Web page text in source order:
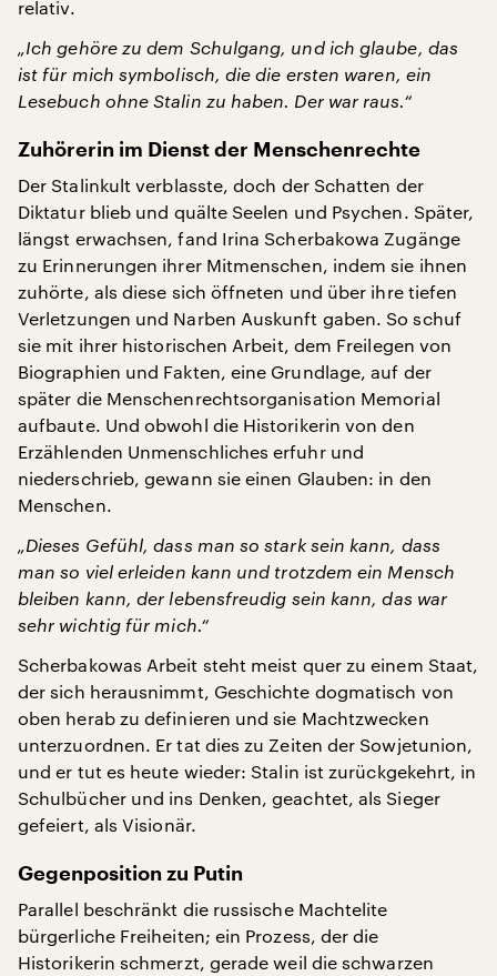
relativ.
„Ich gehöre zu dem Schulgang, und ich glaube, das
ist für mich symbolisch, die die ersten waren, ein
Lesebuch ohne Stalin zu haben. Der war raus.“
Zuhörerin im Dienst der Menschenrechte
Der Stalinkult verblasste, doch der Schatten der
Diktatur blieb und quälte Seelen und Psychen. Später,
längst erwachsen, fand Irina Scherbakowa Zugänge
zu Erinnerungen ihrer Mitmenschen, indem sie ihnen
zuhörte, als diese sich öffneten und über ihre tiefen
Verletzungen und Narben Auskunft gaben. So schuf
sie mit ihrer historischen Arbeit, dem Freilegen von
Biographien und Fakten, eine Grundlage, auf der
später die Menschenrechtsorganisation Memorial
aufbaute. Und obwohl die Historikerin von den
Erzählenden Unmenschliches erfuhr und
niederschrieb, gewann sie einen Glauben: in den
Menschen.
„Dieses Gefühl, dass man so stark sein kann, dass
man so viel erleiden kann und trotzdem ein Mensch
bleiben kann, der lebensfreudig sein kann, das war
sehr wichtig für mich.“
Scherbakowas Arbeit steht meist quer zu einem Staat,
der sich herausnimmt, Geschichte dogmatisch von
oben herab zu definieren und sie Machtzwecken
unterzuordnen. Er tat dies zu Zeiten der Sowjetunion,
und er tut es heute wieder: Stalin ist zurückgekehrt, in
Schulbücher und ins Denken, geachtet, als Sieger
gefeiert, als Visionär.
Gegenposition zu Putin
Parallel beschränkt die russische Machtelite
bürgerliche Freiheiten; ein Prozess, der die
Historikerin schmerzt, gerade weil die schwarzen